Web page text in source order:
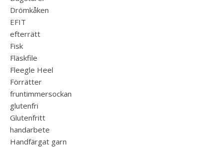
Drömkåken
EFIT
efterrätt
Fisk
Fläskfile
Fleegle Heel
Förrätter
fruntimmersockan
glutenfri
Glutenfritt
handarbete
Handfärgat garn